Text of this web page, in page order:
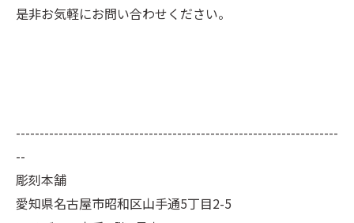
是非お気軽にお問い合わせください。
--------------------------------------------------------------------
--
彫刻本舗
愛知県名古屋市昭和区山手通5丁目2-5